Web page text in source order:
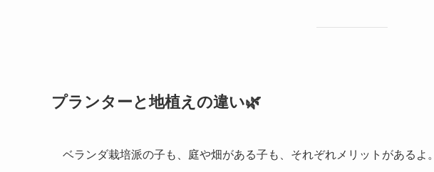
プランターと地植えの違い🌿
ベランダ栽培派の子も、庭や畑がある子も、それぞれメリットがあるよ。